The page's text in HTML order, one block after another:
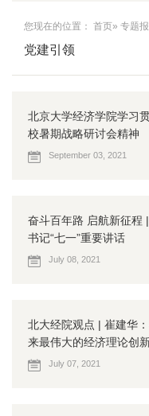
您现在的位置： 首页» 专题
党建引领
北京大学经济学院学习
校暑期战略研讨会精神
September 03, 2021
奋斗百年路 启航新征程
书记“七一”重要讲话
July 08, 2021
北大经院观点 | 崔建华
来最伟大的经济理论创
July 07, 2021